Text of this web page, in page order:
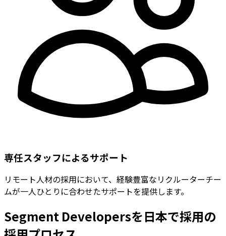
専任スタッフによるサポート
リモート人材の採用において、経験豊富なリクルーターチー
ムが一人ひとりに合わせたサポートを提供します。
Segment Developersを日本で採用の